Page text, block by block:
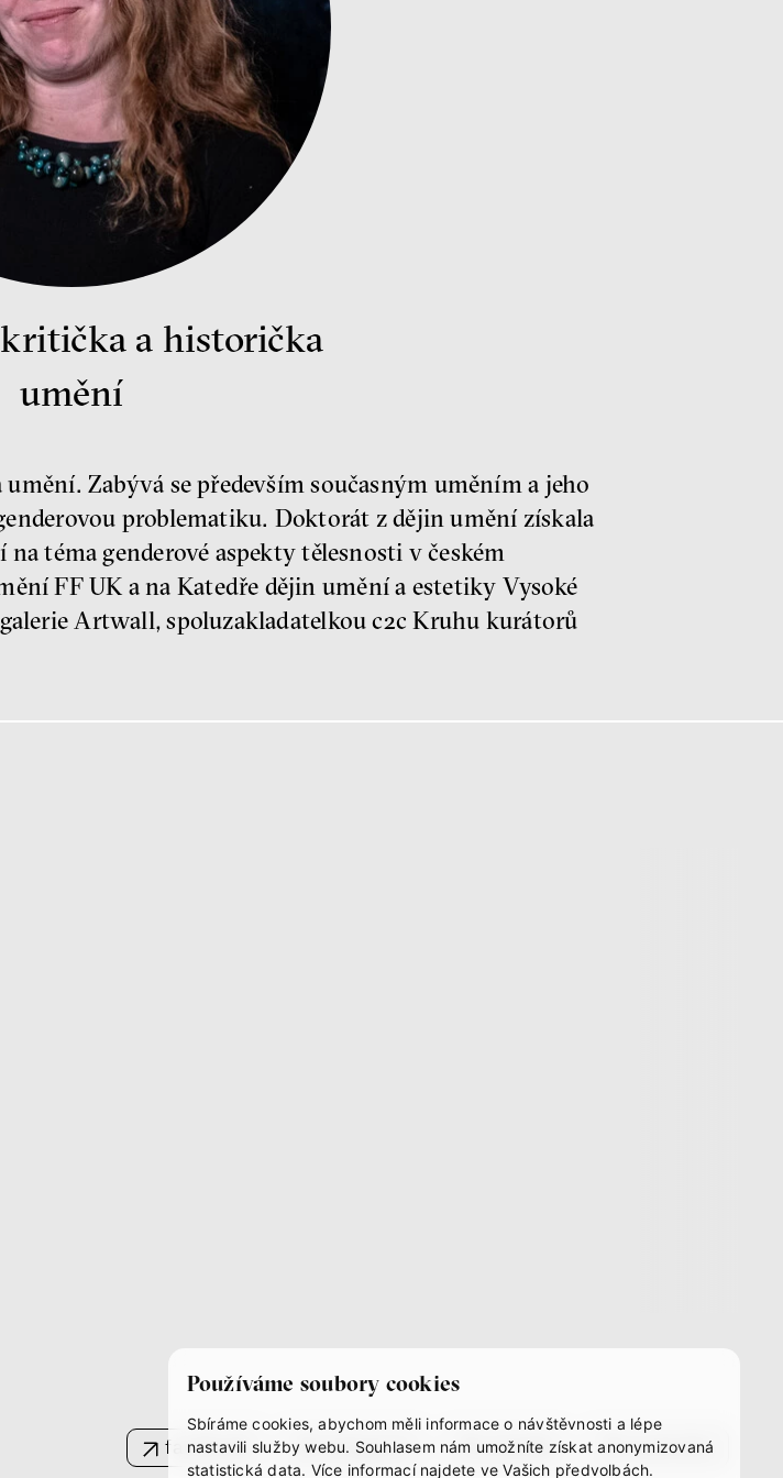
Používáme soubory cookies
Sbíráme cookies, abychom měli informace o návštěvnosti a lépe
nastavili služby webu. Souhlasem nám umožníte získat anonymizovaná
statistická data. Více informací najdete ve Vašich předvolbách.
a historička
umění
Zabývá se především současným uměním a jeho
problematiku. Doktorát z dějin umění získala
téma genderové aspekty tělesnosti v českém
FF UK a na Katedře dějin umění a estetiky Vysoké
Artwall, spoluzakladatelkou c2c Kruhu kurátorů
facebook instagram youtube mastodon